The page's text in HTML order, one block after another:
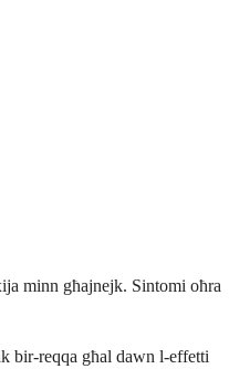
minn għajnejk. Sintomi oħra
bir-reqqa għal dawn l-effetti